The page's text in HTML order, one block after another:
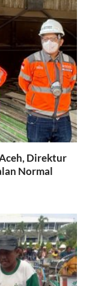
Direktur
Normal